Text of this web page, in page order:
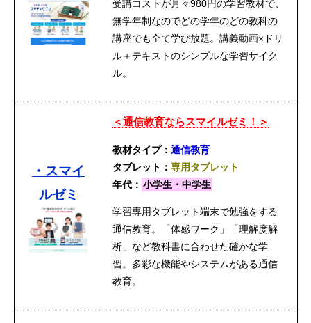
受講コストが月々980円の学習教材で、
無学年制なのでどの学年のどの教科の
講座でも全て学び放題。講義動画×ドリ
ル＋テキストのシンプルな学習サイク
ル。
・スマイ
ルゼミ
＜通信教育ならスマイルゼミ！＞
教材タイプ： 通信教育
タブレット： 専用タブレット
年代： 小学生・中学生
学習専用タブレット端末で勉強をする
通信教育。「体感ワーク」「理解度解
析」など教科書に合わせた確かな学
習。多彩な機能やシステムがある通信
教育。